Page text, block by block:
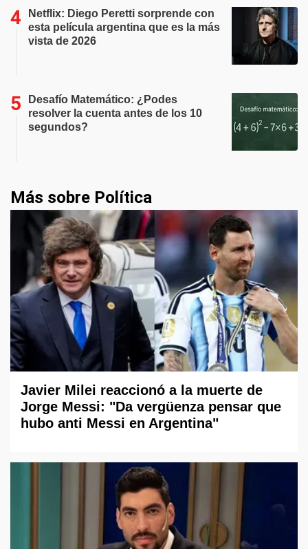
Netflix: Diego Peretti sorprende con
esta película argentina que es la más
vista de 2026
Desafío Matemático: ¿Podes
resolver la cuenta antes de los 10
segundos?
Más sobre Política
Javier Milei reaccionó a la muerte de
Jorge Messi: "Da vergüenza pensar que
hubo anti Messi en Argentina"